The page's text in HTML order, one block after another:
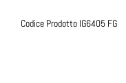
Codice Prodotto IG6405 FG